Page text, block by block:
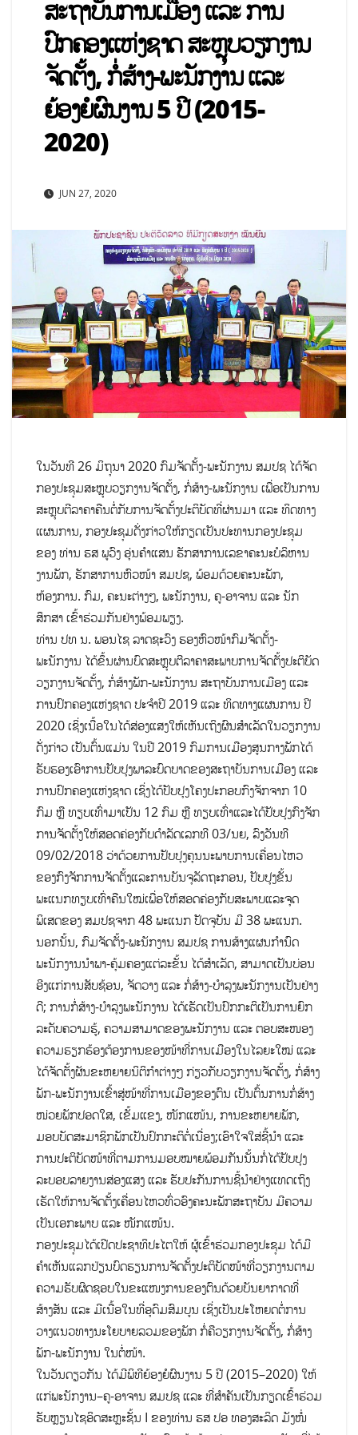
ສະຖາບັນການເມືອງ ແລະ ການ
ປົກຄອງແຫ່ງຊາດ ສະຫຼຸບວຽກງານ
ຈັດຕັ້ງ, ກໍ່ສ້າງ-ພະນັກງານ ແລະ
ຍ້ອງຍໍຜົນງານ 5 ປີ (2015-
2020)
JUN 27, 2020
ໃນວັນທີ 26 ມິຖຸນາ 2020 ກົມຈັດຕັ້ງ-ພະນັກງານ ສມປຊ ໄດ້ຈັດ
ກອງປະຊຸມສະຫຼຸບວຽກງານຈັດຕັ້ງ, ກໍ່ສ້າງ-ພະນັກງານ ເພື່ອເປັນການ
ສະຫຼຸບຕີລາຄາຄືນຕໍ່ກັບການຈັດຕັ້ງປະຕິບັດທີ່ຜ່ານມາ ແລະ ທິດທາງ
ແຜນການ, ກອງປະຊຸມດັ່ງກ່າວໃຫ້ກຽດເປັນປະທານກອງປະຊຸມ
ຂອງ ທ່ານ ຮສ ພູວົງ ອຸ່ນຄຳແສນ ຮັກສາການເລຂາຄະນະບໍລິຫານ
ງານພັກ, ຮັກສາການຫົວໜ້າ ສມປຊ, ພ້ອມດ້ວຍຄະນະພັກ,
ຫ້ອງການ. ກົມ, ຄະນະຕ່າງໆ, ພະນັກງານ, ຄູ-ອາຈານ ແລະ ນັກ
ສຶກສາ ເຂົ້າຮ່ວມກັນຢ່າງພ້ອມພຽງ.
ທ່ານ ປທ ນ. ພອນໄຊ ລາດຊະວົງ ຮອງຫົວໜ້າກົມຈັດຕັ້ງ-
ພະນັກງານ ໄດ້ຂຶ້ນຜ່ານບົດສະຫຼຸບຕີລາຄາ​ສະ​ພາບການຈັດຕັ້ງປະຕິບັດ
ວຽກງານຈັດຕັ້ງ​, ກໍ່ສ້າງພັກ-ພະນັກງານ ສະຖາບັນການເມືອງ ແລະ
ການປົກຄອງແຫ່ງຊາດ ປະຈຳປີ 2019 ແລະ ທິດ​ທາງແຜນການ ປີ
2020 ເຊິ່ງເນື້ອໃນໄດ້ສ່ອງແສງໃຫ້ເຫັນເຖິງຜົນສໍາເລັດໃນວຽກງານ
ດັ່ງກ່າວ ເປັນຕົ້ນແມ່ນ ໃນ​ປີ 2019 ກົມ​ການ​ເມືອງ​ສູນ​ກາງ​ພັກ​​ໄດ້​
ຮັບຮອງ​ເອົາ​ການ​ປັບປຸງ​ພາລະ​ບົດບາດ​ຂອງ​ສະ​ຖາ​ບັນ​ການ​ເມືອງ ​ແລະ
ການ​ປົກຄອງ​ແຫ່ງ​ຊາດ ​ເຊິ່ງ​ໄດ້​ປັບປຸງ​ໂຄງ​ປະກອບ​ກົງຈັກ​ຈາກ 10
ກົມ ຫຼື ທຽບ​ເທົ່າມາ​ເປັນ 12 ກົມ ຫຼື ທຽບ​ເທົ່າແລະໄດ້ປັບປຸງກົງຈັກ
ການຈັດຕັ້ງໃຫ້ສອດຄ່ອງກັບດໍາລັດເລກທີ 03/ນຍ, ລົງວັນທີ
09/02/2018 ວ່າດ້ວຍການປັບປຸງຄຸນນະພາບການເຄື່ອນໄຫວ
ຂອງກົງຈັກການຈັດຕັ້ງແລະການບັນຈຸລັດຖະກອນ, ປັບປຸງຂັ້ນ
ພະແນກທຽບເທົ່າຄືນໃໝ່ເພື່ອໃຫ້ສອດຄ່ອງກັບສະພາບແລະຈຸດ
ພິເສດຂອງ ສມປຊຈາກ 48 ພະແນກ ປັດຈຸບັນ ມີ 38 ພະແນກ.
ນອກນັ້ນ, ກົມຈັດຕັ້ງ-ພະນັກງານ ສມປຊ ການສ້າງແຜນກຳນົດ
ພະນັກງານນຳພາ-ຄຸ້ມຄອງແຕ່ລະຂັ້ນ ໄດ້ສຳເລັດ, ສາມາດເປັນບ່ອນ
ອີງແກ່ການສັບຊ້ອນ, ຈັດວາງ ແລະ ກໍ່ສ້າງ-ບຳລຸງພະນັກງານເປັນຢ່າງ
ດີ; ການກໍ່ສ້າງ-ບຳລຸງພະນັກງານ ໄດ້ເຮັດເປັນປົກກະຕິເປັນການຍົກ
ລະດັບຄວາມຮູ້, ຄວາມສາມາດຂອງພະນັກງານ ແລະ ຕອບສະໜອງ
ຄວາມຮຽກຮ້ອງຕ້ອງການຂອງໜ້າທີ່ການເມືອງໃນໄລຍະໃໝ່ ແລະ
ໄດ້ຈັດຕັ້ງຜັນຂະຫຍາຍນິຕິກໍາຕ່າງໆ ກ່ຽວກັບວຽກງານຈັດຕັ້ງ, ກໍ່ສ້າງ
ພັກ-ພະນັກງານເຂົ້າສູ່ໜ້າທີ່ການເມືອງຂອງຕົນ ເປັນຕົ້ນການກໍ່ສ້າງ
ໜ່ວຍພັກປອດໃສ, ເຂັ້ມແຂງ, ໜັກແໜ້ນ, ການຂະຫຍາຍພັກ,
ມອບບັດສະມາຊິກພັກເປັນປົກກະຕິຕໍ່ເນື່ອງ;ເອົາໃຈໃສ່ຊີ້ນຳ ແລະ
ການປະຕິບັດໜ້າທີ່ຕາມການມອບໝາຍພ້ອມກັນນັ້ນກໍ່ໄດ້ປັບປຸງ
ລະບອບລາຍງານສ່ອງແສງ ແລະ ຮັບປະກັນການຊີ້ນຳຢ່າງແທດເຖິງ
ເຮັດໃຫ້ການຈັດຕັ້ງເຄື່ອນໄຫວທົ່ວອົງຄະນະພັກສະຖາບັນ ມີຄວາມ
ເປັນເອກະພາບ ແລະ ໜັກແໜ້ນ.
ກອງປະຊຸມໄດ້ເປີດປະຊາທິປະໄຕໃຫ້ ຜູ້ເຂົ້າຮ່ວມກອງປະຊຸມ ໄດ້ມີ
ຄຳເຫັນແລກປ່ຽນບົດຮຽນການຈັດຕັ້ງປະຕິບັດໜ້າທີ່ວຽກງານຕາມ
ຄວາມຮັບຜິດຊອບໃນຂະແໜງການຂອງຕົນດ້ວຍບັນຍາກາດທີ່
ສ້າງສັນ ແລະ ມີເນື້ອໃນທີ່ອຸດົມສົມບູນ ເຊິ່ງເປັນປະໂຫຍດຕໍ່ການ
ວາງແນວທາງນະໂຍບາຍລວມຂອງພັກ ກໍ່ຄືວຽກງານຈັດຕັ້ງ, ກໍ່ສ້າງ
ພັກ-ພະນັກງານ ໃນຕໍ່ໜ້າ.
ໃນວັນດຽວກັນ ໄດ້ມີພິທີຍ້ອງຍໍຜົນງານ 5 ປີ (2015–2020) ໃຫ້
ແກ່ພະນັກງານ–ຄູ-ອາຈານ ສມປຊ ແລະ ທີ່ສຳຄັນເປັນກຽດເຂົ້າຮ່ວມ
ຮັບຫຼຽນໄຊອິດສະຫຼະຊັ້ນ I ຂອງທ່ານ ຮສ ປອ ທອງສະລິດ ມັງໜໍ່